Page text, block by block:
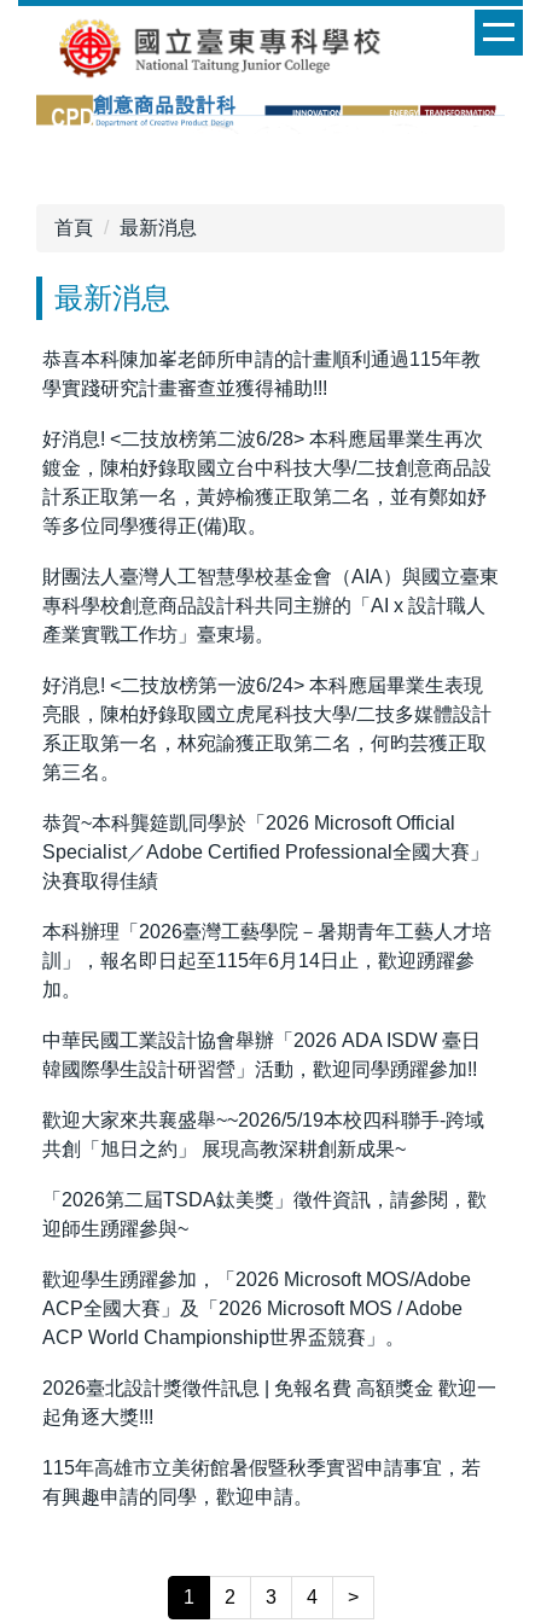
首頁
最新消息
最新消息
恭喜本科陳加峯老師所申請的計畫順利通過115年教
學實踐研究計畫審查並獲得補助!!!
好消息! <二技放榜第二波6/28> 本科應屆畢業生再次
鍍金，陳柏妤錄取國立台中科技大學/二技創意商品設
計系正取第一名，黃婷榆獲正取第二名，並有鄭如妤
等多位同學獲得正(備)取。
財團法人臺灣人工智慧學校基金會（AIA）與國立臺東
專科學校創意商品設計科共同主辦的「AI x 設計職人
產業實戰工作坊」臺東場。
好消息! <二技放榜第一波6/24> 本科應屆畢業生表現
亮眼，陳柏妤錄取國立虎尾科技大學/二技多媒體設計
系正取第一名，林宛諭獲正取第二名，何昀芸獲正取
第三名。
恭賀~本科龔筵凱同學於「2026 Microsoft Official
Specialist／Adobe Certified Professional全國大賽」
決賽取得佳績
本科辦理「2026臺灣工藝學院－暑期青年工藝人才培
訓」，報名即日起至115年6月14日止，歡迎踴躍參
加。
中華民國工業設計協會舉辦「2026 ADA ISDW 臺日
韓國際學生設計研習營」活動，歡迎同學踴躍參加!!
歡迎大家來共襄盛舉~~2026/5/19本校四科聯手-跨域
共創「旭日之約」 展現高教深耕創新成果~
「2026第二屆TSDA鈦美獎」徵件資訊，請參閱，歡
迎師生踴躍參與~
歡迎學生踴躍參加，「2026 Microsoft MOS/Adobe
ACP全國大賽」及「2026 Microsoft MOS / Adobe
ACP World Championship世界盃競賽」。
2026臺北設計獎徵件訊息 | 免報名費 高額獎金 歡迎一
起角逐大獎!!!
115年高雄市立美術館暑假暨秋季實習申請事宜，若
有興趣申請的同學，歡迎申請。
1 2 3 4 >